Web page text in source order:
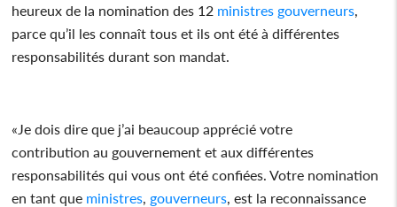
heureux de la nomination des 12 ministres gouverneurs,
parce qu’il les connaît tous et ils ont été à différentes
responsabilités durant son mandat.
«Je dois dire que j’ai beaucoup apprécié votre
contribution au gouvernement et aux différentes
responsabilités qui vous ont été confiées. Votre nomination
en tant que ministres, gouverneurs, est la reconnaissance